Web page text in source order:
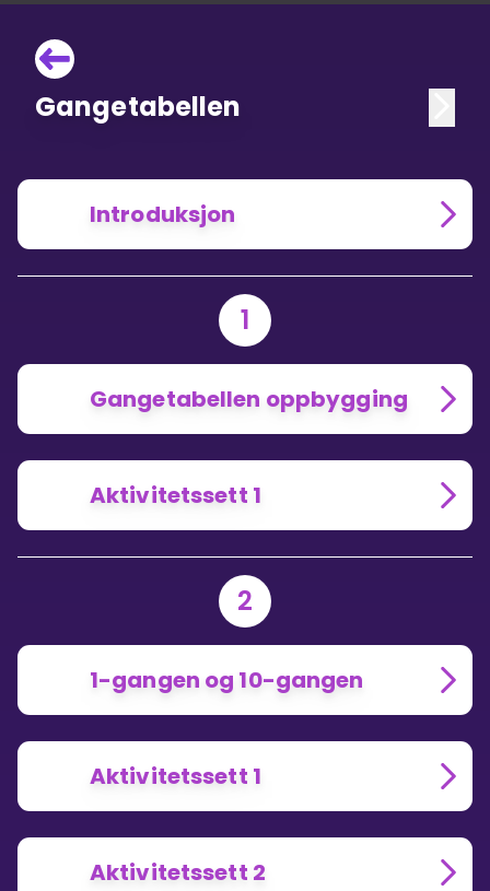
Gangetabellen
Introduksjon
1
Gangetabellen oppbygging
Aktivitetssett 1
2
1-gangen og 10-gangen
Aktivitetssett 1
Aktivitetssett 2